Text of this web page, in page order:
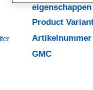
eigenschappen
Product
Artikelnummer
GMC